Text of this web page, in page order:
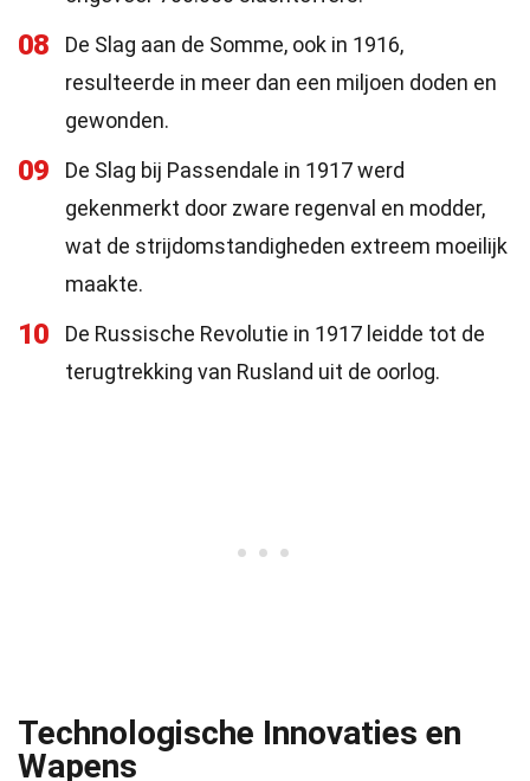
08
De Slag aan de Somme, ook in 1916,
resulteerde in meer dan een miljoen doden en
gewonden.
09
De Slag bij Passendale in 1917 werd
gekenmerkt door zware regenval en modder,
wat de strijdomstandigheden extreem moeilijk
maakte.
10
De Russische Revolutie in 1917 leidde tot de
terugtrekking van Rusland uit de oorlog.
Technologische Innovaties en
Wapens